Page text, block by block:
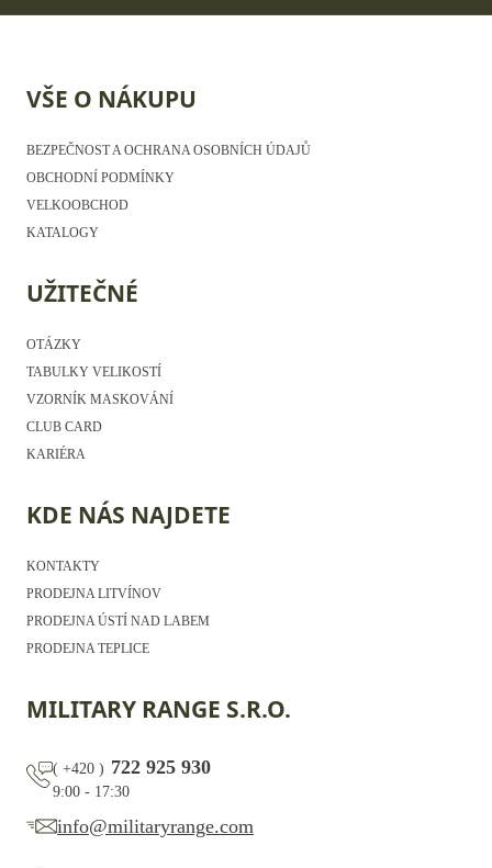
VŠE O NÁKUPU
BEZPEČNOST A OCHRANA OSOBNÍCH ÚDAJŮ
OBCHODNÍ PODMÍNKY
VELKOOBCHOD
KATALOGY
UŽITEČNÉ
OTÁZKY
TABULKY VELIKOSTÍ
VZORNÍK MASKOVÁNÍ
CLUB CARD
KARIÉRA
KDE NÁS NAJDETE
KONTAKTY
PRODEJNA LITVÍNOV
PRODEJNA ÚSTÍ NAD LABEM
PRODEJNA TEPLICE
MILITARY RANGE S.R.O.
( +420 ) 722 925 930
9:00 - 17:30
info@militaryrange.com